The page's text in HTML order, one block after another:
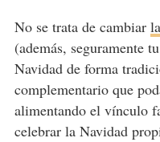
No se trata de cambiar
(además, seguramente
Navidad de forma
complementario que
alimentando el vínculo
celebrar la Navidad